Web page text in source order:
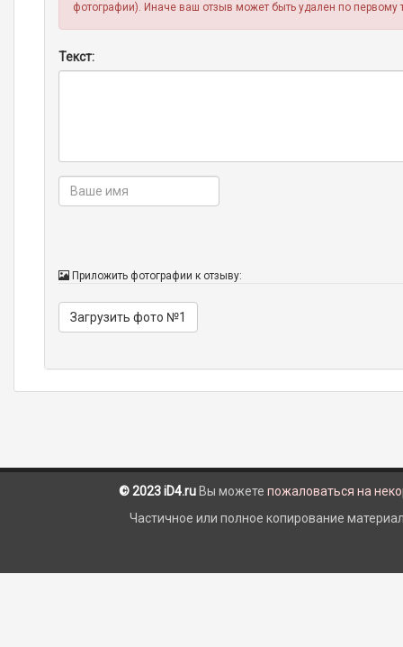
фотографии). Иначе ваш отзыв может быть удален по первому
Текст:
Приложить фотографии к отзыву:
Загрузить фото №1
© 2023 iD4.ru Вы можете пожаловаться на
Частичное или полное копирование